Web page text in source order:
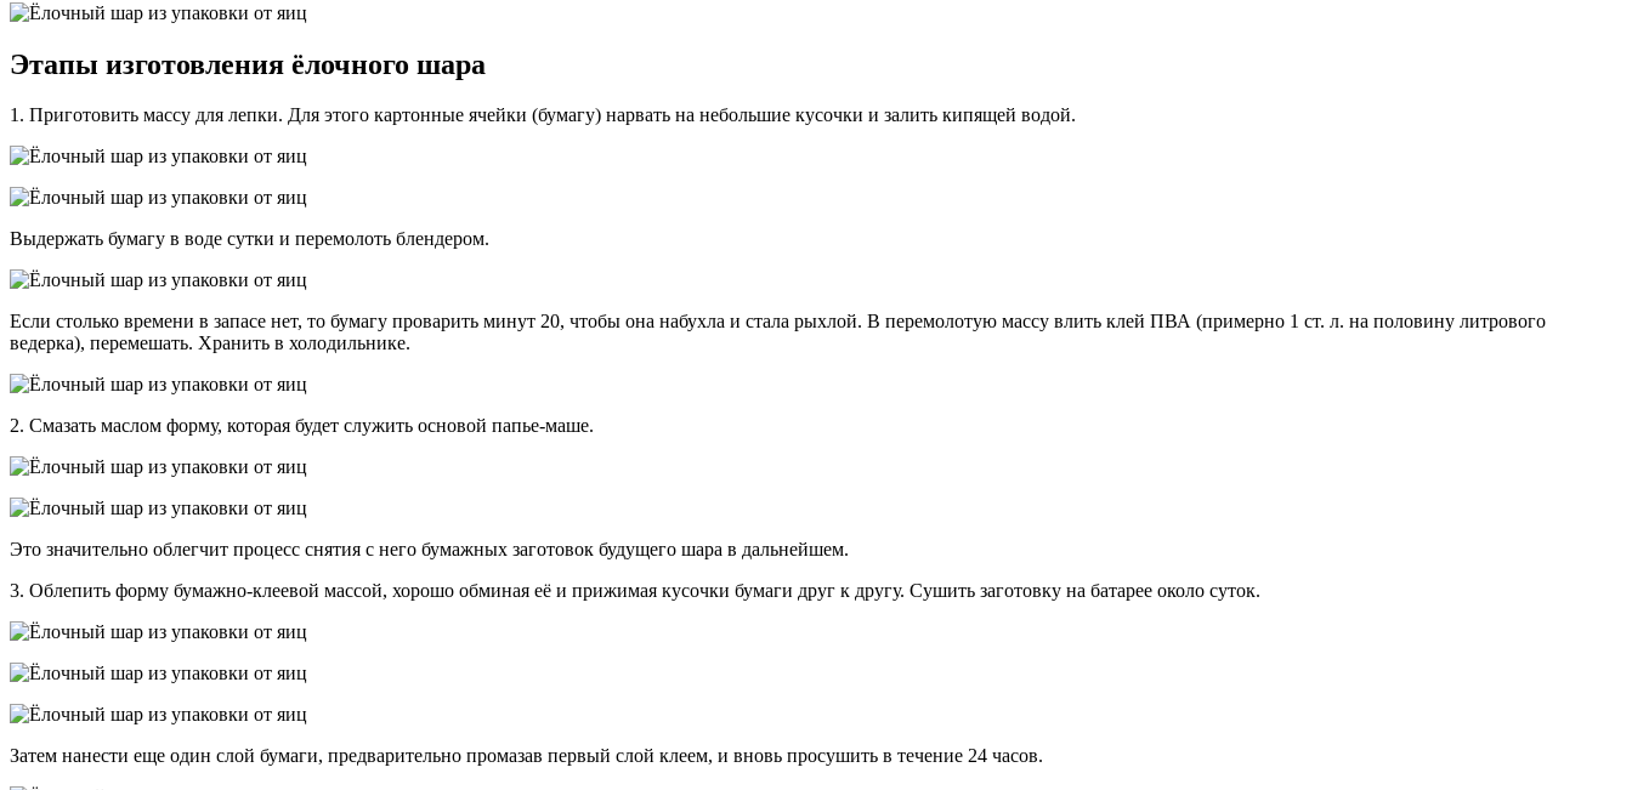
Этапы изготовления ёлочного шара
1. Приготовить массу для лепки. Для этого картонные ячейки (бумагу) нарвать на небольшие кусочки и залить кипящей водой.
Выдержать бумагу в воде сутки и перемолоть блендером.
Если столько времени в запасе нет, то бумагу проварить минут 20, чтобы она набухла и стала рыхлой. В перемолотую массу влить клей ПВА (примерно 1 ст. л. на половину литрового
ведерка), перемешать. Хранить в холодильнике.
2. Смазать маслом форму, которая будет служить основой папье-маше.
Это значительно облегчит процесс снятия с него бумажных заготовок будущего шара в дальнейшем.
3. Облепить форму бумажно-клеевой массой, хорошо обминая её и прижимая кусочки бумаги друг к другу. Сушить заготовку на батарее около суток.
Затем нанести еще один слой бумаги, предварительно промазав первый слой клеем, и вновь просушить в течение 24 часов.